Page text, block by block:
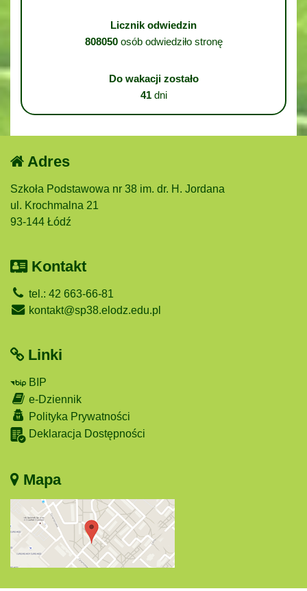
Licznik odwiedzin
808050osób odwiedziło stronę
Do wakacji zostało
41dni
Adres
Szkoła Podstawowa nr 38 im. dr. H. Jordana
ul. Krochmalna 21
93-144 Łódź
Kontakt
tel.: 42 663-66-81
kontakt@sp38.elodz.edu.pl
Linki
BIP
e-Dziennik
Polityka Prywatności
Deklaracja Dostępności
Mapa